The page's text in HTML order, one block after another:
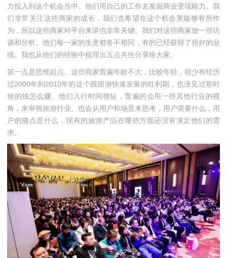
力投入到这个机会当中。他们用自己的工作去发掘商业变现能力。我
们非常关注这些商家的成长，我们也希望在这个机会里能够有所作
为，所以这些商家对平台来讲也非常关键。我们对这些商家做一些访
谈和分析。他们每一家的生意都各不相同，有的已经获得了很好的业
绩。我也从他们的经验中梳理出五点共性分享给大家。
第一点是思维起点。这些商家普遍年龄不大，比较年轻，很少有经历
过2000年到2010年的这个跟团游快速发展的红利期，也没见过那时
候的钱怎么赚。他们入行时间很短，普遍的会用一些其他行业的视
角，来审视旅游行业。也会从用户和场景来思考，用户需要什么，用
户的痛点是什么，现有的旅游产品在哪些方面还没有满足他们的需
求。